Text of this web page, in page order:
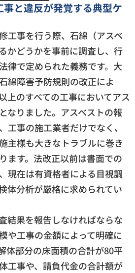
と違反が発覚する典型ケ
工事を行う際、石綿（アスベ
かどうかを事前に調査し、行
律で定められた義務です。大
綿障害予防規則の改正によ
上のすべての工事においてアス
なりました。アスベストの報
工事の施工業者だけでなく、
主様も大きなトラブルに巻き
ます。法改正以前は書面での
現在は有資格者による目視調
体分析が厳格に求められてい
結果を報告しなければならな
や工事の金額によって明確に
体部分の床面積の合計が80平
工事や、請負代金の合計額が